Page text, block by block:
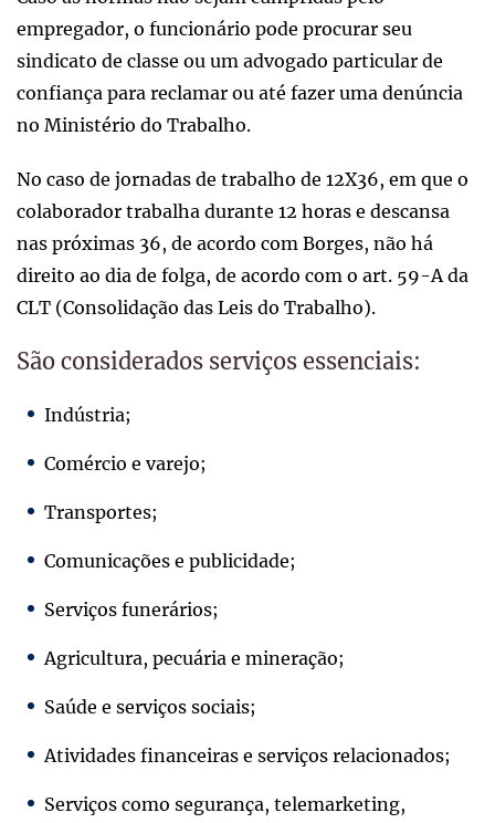
empregador, o funcionário pode procurar seu
sindicato de classe ou um advogado particular de
confiança para reclamar ou até fazer uma denúncia
no Ministério do Trabalho.
No caso de jornadas de trabalho de 12X36, em que o
colaborador trabalha durante 12 horas e descansa
nas próximas 36, de acordo com Borges, não há
direito ao dia de folga, de acordo com o art. 59-A da
CLT (Consolidação das Leis do Trabalho).
São considerados serviços essenciais:
Indústria;
Comércio e varejo;
Transportes;
Comunicações e publicidade;
Serviços funerários;
Agricultura, pecuária e mineração;
Saúde e serviços sociais;
Atividades financeiras e serviços relacionados;
Serviços como segurança, telemarketing,